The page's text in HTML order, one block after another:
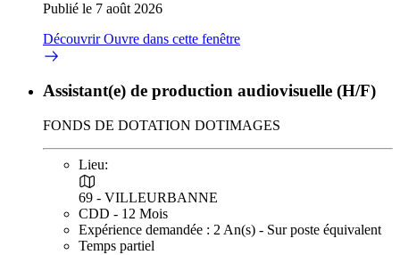
Publié le 7 août 2026
DécouvrirOuvre dans cette fenêtre
Assistant(e) de production audiovisuelle (H/F)
FONDS DE DOTATION DOTIMAGES
Lieu:
69 - VILLEURBANNE
CDD - 12 Mois
Expérience demandée : 2 An(s) - Sur poste équivalent
Temps partiel